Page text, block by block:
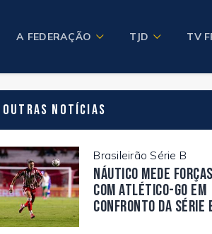
A FEDERAÇÃO TJD TV
Outras Notícias
Brasileirão Série B
Náutico mede forças
com Atlético-GO em
confronto da Série